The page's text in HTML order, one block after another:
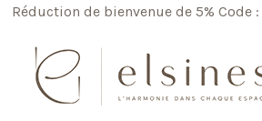
Réduction de bienvenue de 5% Code :